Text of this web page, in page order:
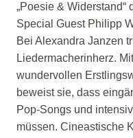
„Poesie & Widerstand“
Special Guest Philipp
Bei Alexandra Janzen
Liedermacherinherz.
wundervollen
beweist sie, dass
Pop-Songs und
müssen. Cineastische